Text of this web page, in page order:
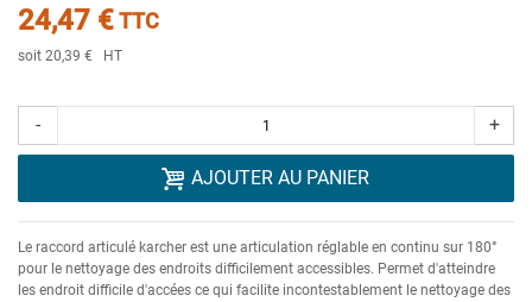
24,47 €TTC
soit 20,39 € HT
- +
AJOUTER AU PANIER
Le raccord articulé karcher est une articulation réglable en continu sur 180°
pour le nettoyage des endroits difficilement accessibles. Permet d'atteindre
les endroit difficile d'accées ce qui facilite incontestablement le nettoyage des